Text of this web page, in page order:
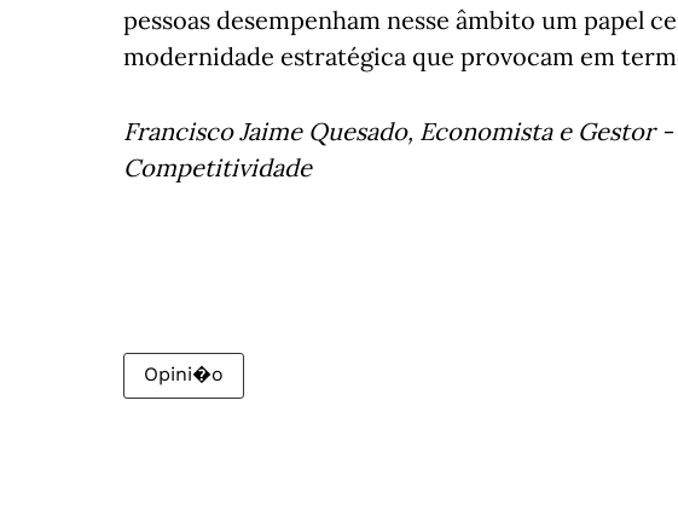
pessoas desempenham nesse âmbito um papel
modernidade estratégica que provocam em
Francisco Jaime Quesado, Economista e Gestor
Competitividade
Opini�o